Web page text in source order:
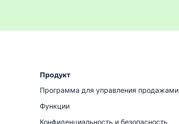
Продукт
Программа для управления продажами
Функции
Конфиденциальность и безопасность